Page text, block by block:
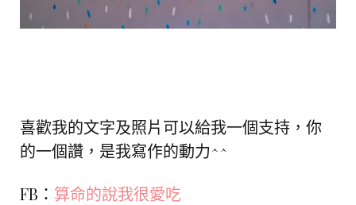
喜歡我的文字及照片可以給我一個支持，你
的一個讚，是我寫作的動力^^
FB： 算命的說我很愛吃